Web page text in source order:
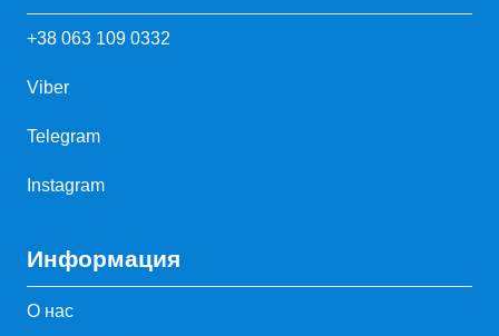
+38 063 109 0332
Viber
Telegram
Instagram
Информация
О нас